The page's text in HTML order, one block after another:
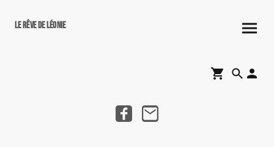
Le rêve de Léonie